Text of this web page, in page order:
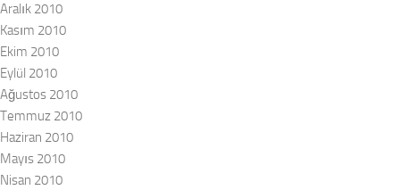
Aralık 2010
Kasım 2010
Ekim 2010
Eylül 2010
Ağustos 2010
Temmuz 2010
Haziran 2010
Mayıs 2010
Nisan 2010